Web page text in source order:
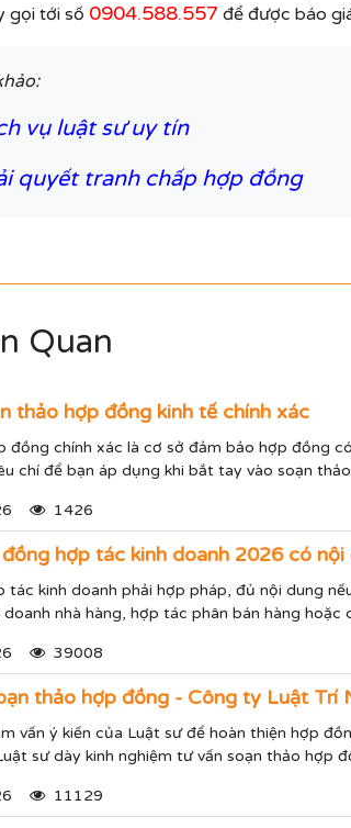
gọi tới số 0904.588.557 để được báo
vụ luật sư uy tín
quyết tranh chấp hợp đồng
Quan
thảo hợp đồng kinh tế chính xác
đồng chính xác là cơ sở đảm bảo hợp đồng
chí để bạn áp dụng khi bắt tay vào soạn
1426
hợp tác kinh doanh 2026 có nội
tác kinh doanh phải hợp pháp, đủ nội dung
doanh nhà hàng, hợp tác phân bán hàng
39008
thảo hợp đồng - Công ty Luật Trí
vấn ý kiến của Luật sư để hoàn thiện hợp
sư dày kinh nghiệm tư vấn soạn thảo hợp
11129